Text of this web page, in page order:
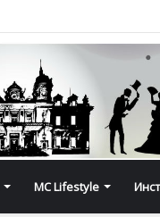
MC Lifestyle